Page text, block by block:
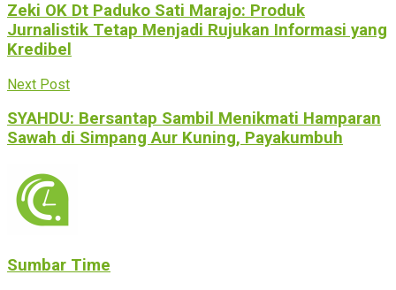
Zeki OK Dt Paduko Sati Marajo: Produk
Jurnalistik Tetap Menjadi Rujukan Informasi yang
Kredibel
Next Post
SYAHDU: Bersantap Sambil Menikmati Hamparan
Sawah di Simpang Aur Kuning, Payakumbuh
Sumbar Time